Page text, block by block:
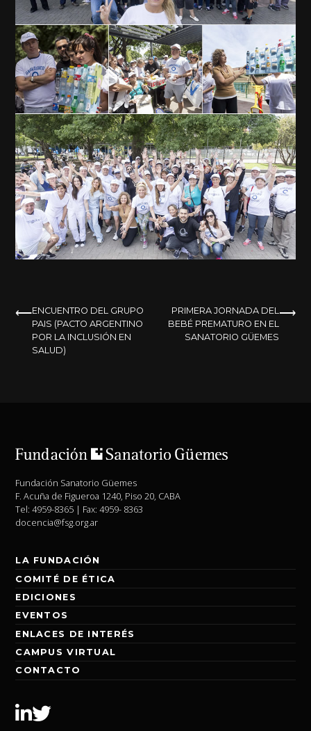
NAVEGACIÓN
DE
ENTRADAS
ENCUENTRO DEL GRUPO
PAIS (PACTO ARGENTINO
POR LA INCLUSIÓN EN
SALUD)
PRIMERA JORNADA DEL
BEBÉ PREMATURO EN EL
SANATORIO GÜEMES
Fundación Sanatorio Güemes
F. Acuña de Figueroa 1240, Piso 20, CABA
Tel: 4959-8365 | Fax: 4959- 8363
docencia@fsg.org.ar
LA FUNDACIÓN
COMITÉ DE ÉTICA
EDICIONES
EVENTOS
ENLACES DE INTERÉS
CAMPUS VIRTUAL
CONTACTO
Linkedin
Twitter